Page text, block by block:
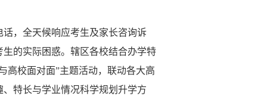
，全天候响应考生及家长咨询诉
的实际困惑。辖区各校结合办学特
高校面对面”主题活动，联动各大高
特长与学业情况科学规划升学方